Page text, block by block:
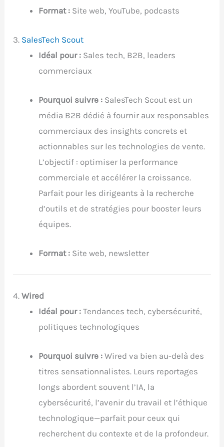
Format : Site web, YouTube, podcasts
3. SalesTech Scout
Idéal pour : Sales tech, B2B, leaders
commerciaux
Pourquoi suivre : SalesTech Scout est un
média B2B dédié à fournir aux responsables
commerciaux des insights concrets et
actionnables sur les technologies de vente.
L’objectif : optimiser la performance
commerciale et accélérer la croissance.
Parfait pour les dirigeants à la recherche
d’outils et de stratégies pour booster leurs
équipes.
Format : Site web, newsletter
4.Wired
Idéal pour : Tendances tech, cybersécurité,
politiques technologiques
Pourquoi suivre : Wired va bien au-delà des
titres sensationnalistes. Leurs reportages
longs abordent souvent l’IA, la
cybersécurité, l’avenir du travail et l’éthique
technologique—parfait pour ceux qui
recherchent du contexte et de la profondeur.